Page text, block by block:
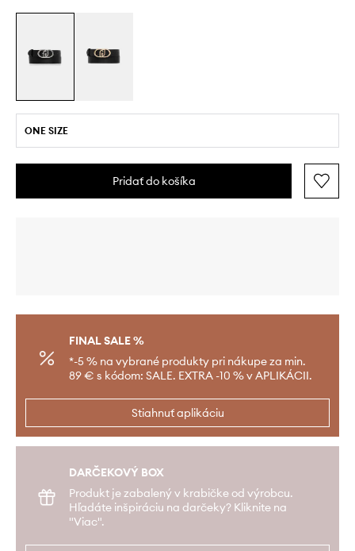
ONE SIZE
Pridať do košíka
FINAL SALE %
*-5 % na vybrané produkty pri nákupe za min.
89 € s kódom: SALE. EXTRA -10 % v APLIKÁCII.
Stiahnuť aplikáciu
DARČEKOVÝ BOX
Produkt je zabalený v krabičke od výrobcu.
Hľadáte inšpiráciu na darčeky? Kliknite na
"Viac".